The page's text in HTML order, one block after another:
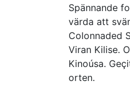
Spännande
värda att
Colonnaded
Viran Kilise.
Kinoúsa.
orten.